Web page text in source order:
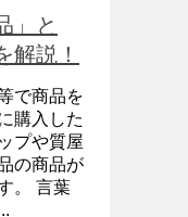
」と
解説！
で商品を
購入した
プや質屋
の商品が
。 言葉